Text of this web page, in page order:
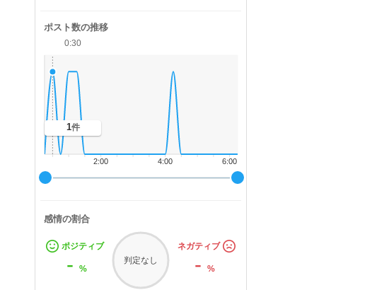
ポスト数の推移
6:00
4:00
2:00
0:30
1件
感情の割合
ポジティブ
- %
判定なし
ネガティブ
-%